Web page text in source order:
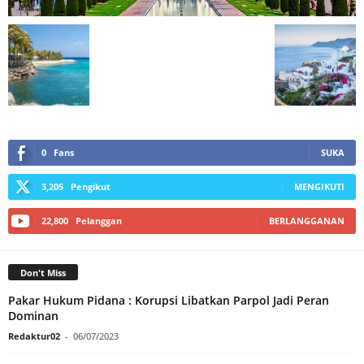
0 Fans SUKA
3,205 Pengikut MENGIKUTI
22,800 Pelanggan BERLANGGANAN
Don't Miss
Pakar Hukum Pidana : Korupsi Libatkan Parpol Jadi Peran
Dominan
Redaktur02 - 06/07/2023